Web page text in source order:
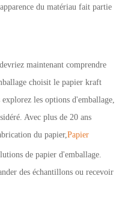
du matériau fait partie
maintenant comprendre
choisit le papier kraft
les options d'emballage,
Avec plus de 20 ans
du papier,Papier
de papier d'emballage.
des échantillons ou recevoir